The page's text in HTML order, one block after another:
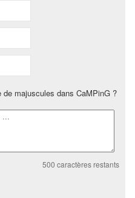
de majuscules dans CaMPinG ?
500 caractères restants